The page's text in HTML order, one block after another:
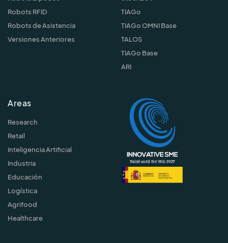
Robots RFID
Robots de Asistencia
Versiones Anteriores
TIAGo
TIAGo OMNI Base
TALOS
TIAGo Base
ARI
Areas
Research
Retail
Inteligencia Artificial
Industria
Educación
Logística
Agrifood
Healthcare